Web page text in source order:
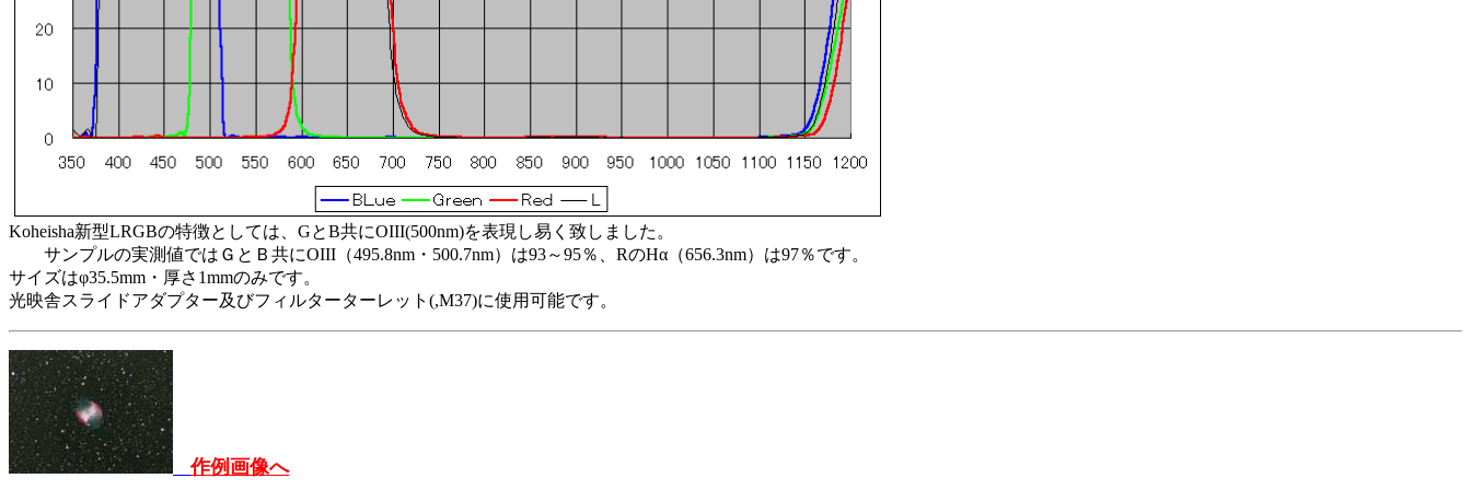
Koheisha新型LRGBの特徴としては、GとB共にOIII(500nm)を表現し易く致しました。
サンプルの実測値ではＧとＢ共にOIII（495.8nm・500.7nm）は93～95％、RのHα（656.3nm）は97％です。
サイズはφ35.5mm・厚さ1mmのみです。
光映舎スライドアダプター及びフィルターターレット(,M37)に使用可能です。
作例画像へ